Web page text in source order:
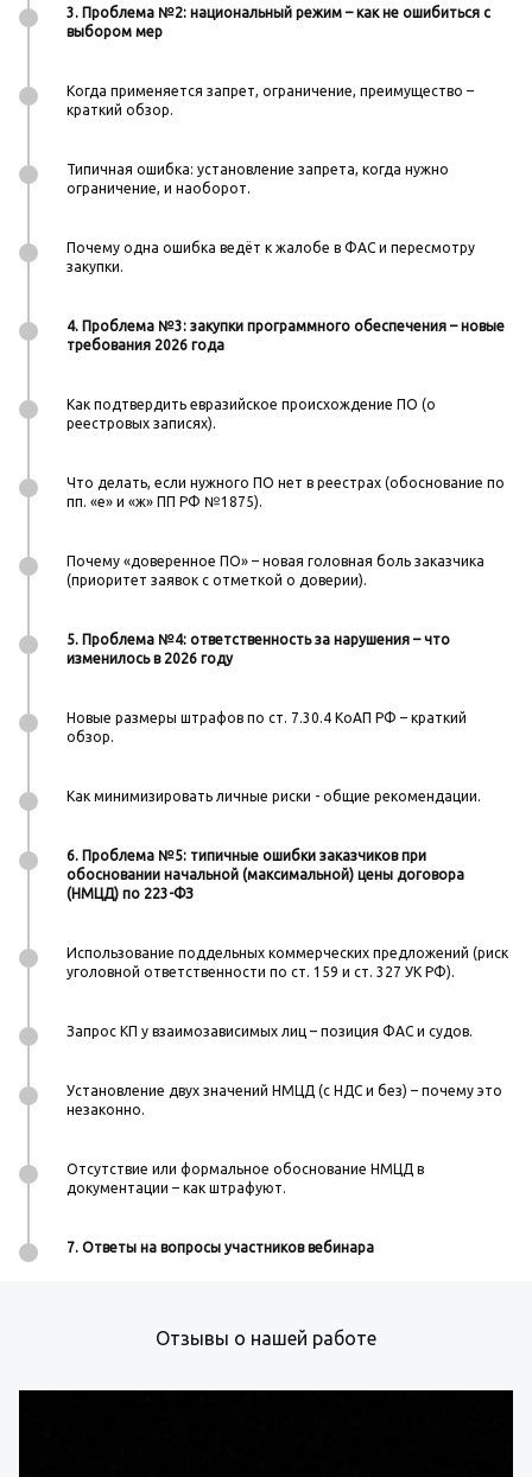
3. Проблема №2: национальный режим – как не ошибиться с
выбором мер
Когда применяется запрет, ограничение, преимущество –
краткий обзор.
Типичная ошибка: установление запрета, когда нужно
ограничение, и наоборот.
Почему одна ошибка ведёт к жалобе в ФАС и пересмотру
закупки.
4. Проблема №3: закупки программного обеспечения – новые
требования 2026 года
Как подтвердить евразийское происхождение ПО (о
реестровых записях).
Что делать, если нужного ПО нет в реестрах (обоснование по
пп. «е» и «ж» ПП РФ №1875).
Почему «доверенное ПО» – новая головная боль заказчика
(приоритет заявок с отметкой о доверии).
5. Проблема №4: ответственность за нарушения – что
изменилось в 2026 году
Новые размеры штрафов по ст. 7.30.4 КоАП РФ – краткий
обзор.
Как минимизировать личные риски - общие рекомендации.
6. Проблема №5: типичные ошибки заказчиков при
обосновании начальной (максимальной) цены договора
(НМЦД) по 223-ФЗ
Использование поддельных коммерческих предложений (риск
уголовной ответственности по ст. 159 и ст. 327 УК РФ).
Запрос КП у взаимозависимых лиц – позиция ФАС и судов.
Установление двух значений НМЦД (с НДС и без) – почему это
незаконно.
Отсутствие или формальное обоснование НМЦД в
документации – как штрафуют.
7. Ответы на вопросы участников вебинара
Отзывы о нашей работе